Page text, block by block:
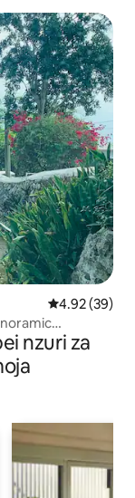
Ukadiriaji wa
4.92 (39)
nzuri za